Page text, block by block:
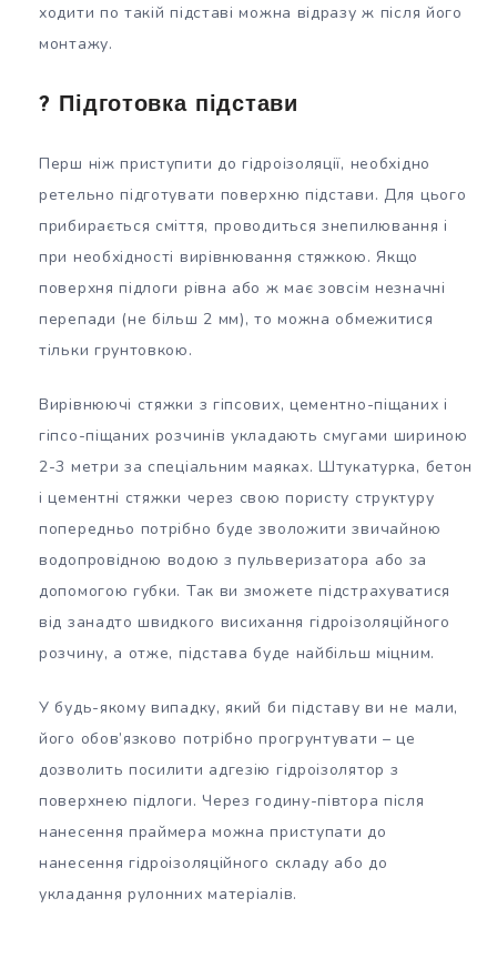
ходити по такій підставі можна відразу ж після його
монтажу.
? Підготовка підстави
Перш ніж приступити до гідроізоляції, необхідно
ретельно підготувати поверхню підстави. Для цього
прибирається сміття, проводиться знепилювання і
при необхідності вирівнювання стяжкою. Якщо
поверхня підлоги рівна або ж має зовсім незначні
перепади (не більш 2 мм), то можна обмежитися
тільки грунтовкою.
Вирівнюючі стяжки з гіпсових, цементно-піщаних і
гіпсо-піщаних розчинів укладають смугами шириною
2-3 метри за спеціальним маяках. Штукатурка, бетон
і цементні стяжки через свою пористу структуру
попередньо потрібно буде зволожити звичайною
водопровідною водою з пульверизатора або за
допомогою губки. Так ви зможете підстрахуватися
від занадто швидкого висихання гідроізоляційного
розчину, а отже, підстава буде найбільш міцним.
У будь-якому випадку, який би підставу ви не мали,
його обов’язково потрібно прогрунтувати – це
дозволить посилити адгезію гідроізолятор з
поверхнею підлоги. Через годину-півтора після
нанесення праймера можна приступати до
нанесення гідроізоляційного складу або до
укладання рулонних матеріалів.